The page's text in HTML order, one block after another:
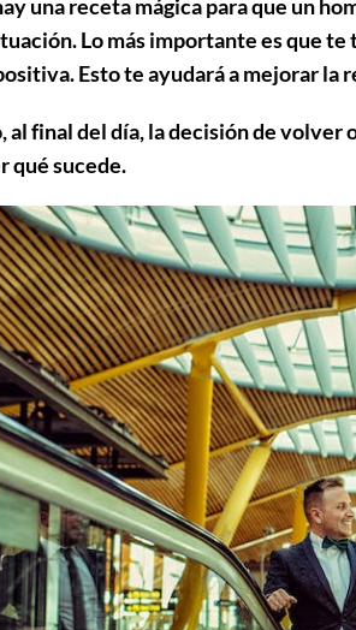
una receta mágica para que un
Lo más importante es que
Esto te ayudará a mejorar la
al final del día, la decisión de
qué sucede.